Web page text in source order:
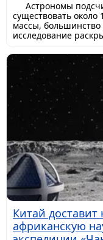
Астрономы
существовать
массы,
исследование
Китай
африканскую